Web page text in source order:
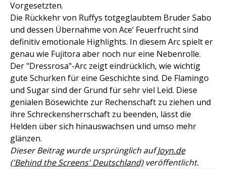
Vorgesetzten.
Die Rückkehr von Ruffys totgeglaubtem Bruder Sabo
und dessen Übernahme von Ace‘ Feuerfrucht sind
definitiv emotionale Highlights. In diesem Arc spielt er
genau wie Fujitora aber noch nur eine Nebenrolle.
Der "Dressrosa"-Arc zeigt eindrücklich, wie wichtig
gute Schurken für eine Geschichte sind. De Flamingo
und Sugar sind der Grund für sehr viel Leid. Diese
genialen Bösewichte zur Rechenschaft zu ziehen und
ihre Schreckensherrschaft zu beenden, lässt die
Helden über sich hinauswachsen und umso mehr
glänzen.
Dieser Beitrag wurde ursprünglich aufJoyn.de
('Behind the Screens' Deutschland)veröffentlicht.